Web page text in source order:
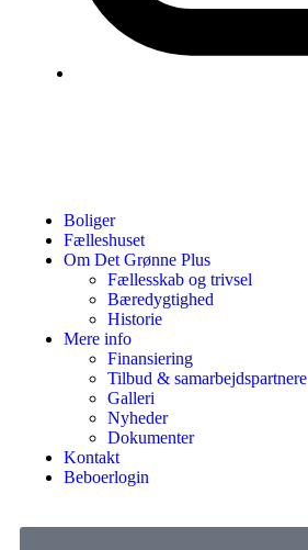
Boliger
Fælleshuset
Om Det Grønne Plus
Fællesskab og trivsel
Bæredygtighed
Historie
Mere info
Finansiering
Tilbud & samarbejdspartnere
Galleri
Nyheder
Dokumenter
Kontakt
Beboerlogin